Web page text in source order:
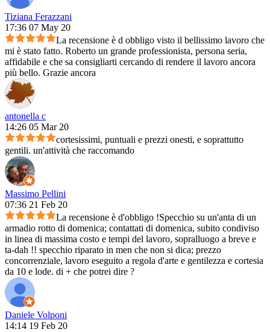
Tiziana Ferazzani
17:36 07 May 20
La recensione è d obbligo visto il bellissimo lavoro che
mi è stato fatto. Roberto un grande professionista, persona seria,
affidabile e che sa consigliarti cercando di rendere il lavoro ancora
più bello. Grazie ancora
antonella c
14:26 05 Mar 20
cortesissimi, puntuali e prezzi onesti, e soprattutto
gentili. un'attività che raccomando
Massimo Pellini
07:36 21 Feb 20
La recensione è d'obbligo !Specchio su un'anta di un
armadio rotto di domenica; contattati di domenica, subito condiviso
in linea di massima costo e tempi del lavoro, sopralluogo a breve e
ta-dah !! specchio riparato in men che non si dica; prezzo
concorrenziale, lavoro eseguito a regola d'arte e gentilezza e cortesia
da 10 e lode. di + che potrei dire ?
Daniele Volponi
14:14 19 Feb 20